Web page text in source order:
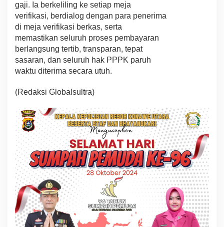
gaji. Ia berkeliling ke setiap meja
verifikasi, berdialog dengan para penerima
di meja verifikasi berkas, serta
memastikan seluruh proses pembayaran
berlangsung tertib, transparan, tepat
sasaran, dan seluruh hak PPPK paruh
waktu diterima secara utuh.
(Redaksi Globalsultra)